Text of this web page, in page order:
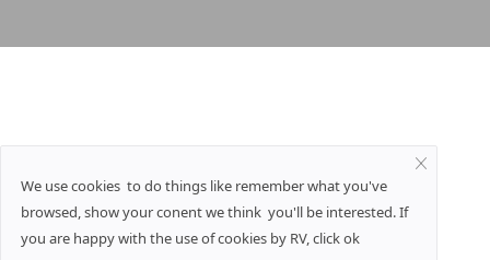
We use cookies to do things like remember what you've
browsed, show your conent we think you'll be interested. If
you are happy with the use of cookies by RV, click ok